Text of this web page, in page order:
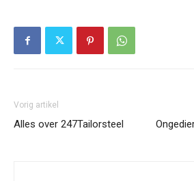
Vorig artikel
Alles over 247Tailorsteel